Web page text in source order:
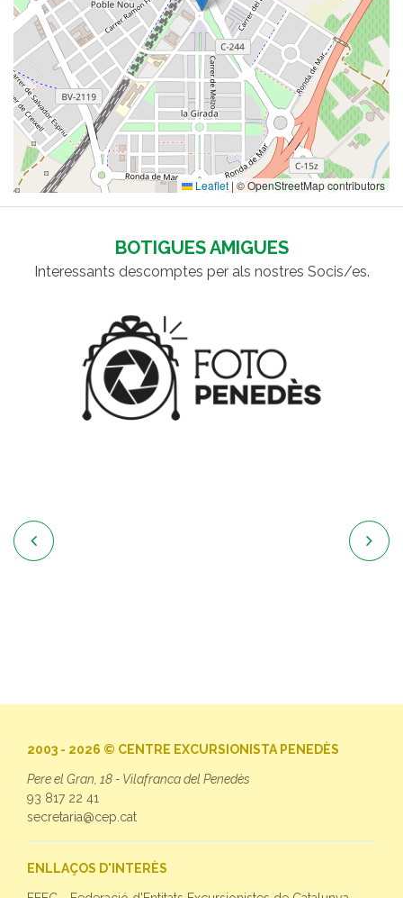
Leaflet |© OpenStreetMap contributors
BOTIGUES AMIGUES
Interessants descomptes per als nostres Socis/es.
 
2003 - 2026 © CENTRE EXCURSIONISTA PENEDÈS
Pere el Gran, 18 - Vilafranca del Penedès
93 817 22 41
secretaria@cep.cat
ENLLAÇOS D'INTERÈS